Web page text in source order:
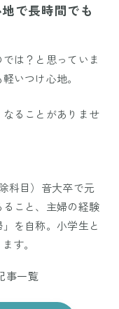
で長時間でも
は？と思っていま
いつけ心地。
ることがありませ
科目）音大卒で元
こと、主婦の経験
を自称。小学生と
す。
事一覧